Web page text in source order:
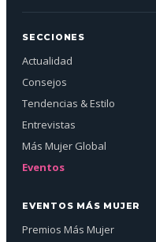
SECCIONES
Actualidad
Consejos
Tendencias & Estilo
Entrevistas
Más Mujer Global
Eventos
EVENTOS MÁS MUJER
Premios Más Mujer